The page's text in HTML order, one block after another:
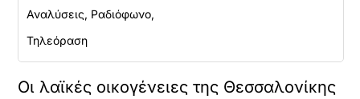
Αναλύσεις, Ραδιόφωνο,
Τηλεόραση
Οι λαϊκές οικογένειες της Θεσσαλονίκης